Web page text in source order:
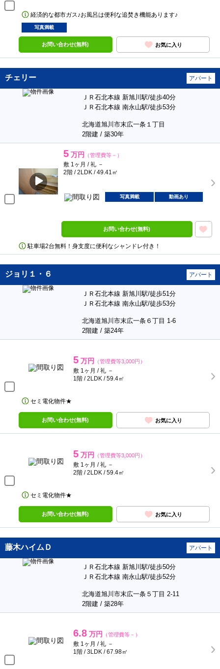
経済的な都市ガス♪お風呂は便利な追焚き機能あります♪
写真満載
お問い合わせ(無料) お気に入り
チェリー アパート
ＪＲ石北本線 新旭川駅/徒歩40分
ＪＲ石北本線 南永山駅/徒歩53分
北海道旭川市末広一条１丁目
2階建 / 築30年
5 万円 （管理費等－）
敷 1ヶ月 / 礼 －
2階 / 2LDK / 49.41㎡
写真満載 動画あり
お問い合わせ(無料)
駐車場2台無料！身支度に便利なシャンドレ付き！
ジョリ１・６ アパート
ＪＲ石北本線 新旭川駅/徒歩51分
ＪＲ石北本線 南永山駅/徒歩53分
北海道旭川市末広一条６丁目 1-6
2階建 / 築24年
5 万円 （管理費等3,000円）
敷 1ヶ月 / 礼 －
1階 / 2LDK / 59.4㎡
セミ電化物件★
お問い合わせ(無料) お気に入り
5 万円 （管理費等3,000円）
敷 1ヶ月 / 礼 －
2階 / 2LDK / 59.4㎡
セミ電化物件★
お問い合わせ(無料) お気に入り
藤木ハイムＤ アパート
ＪＲ石北本線 新旭川駅/徒歩50分
ＪＲ石北本線 南永山駅/徒歩52分
北海道旭川市末広一条５丁目 2-11
2階建 / 築28年
6.8 万円 （管理費等－）
敷 1ヶ月 / 礼 －
1階 / 3LDK / 67.98㎡